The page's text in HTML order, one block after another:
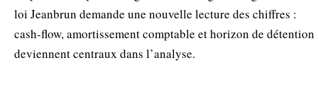
loi Jeanbrun demande une nouvelle lecture des chiffres :
cash‑flow, amortissement comptable et horizon de détention
deviennent centraux dans l’analyse.